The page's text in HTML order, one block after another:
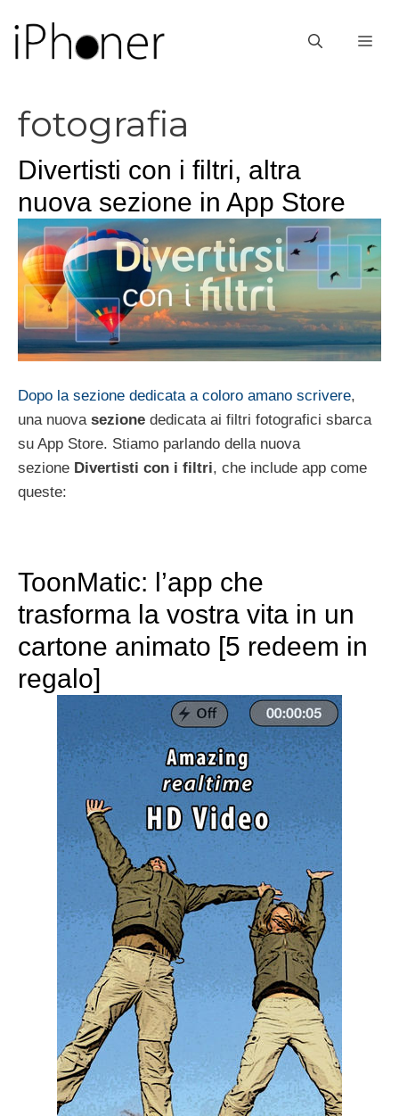
contenuto
fotografia
Divertisti con i filtri, altra
nuova sezione in App Store
Dopo la sezione dedicata a coloro amano scrivere,
una nuova sezione dedicata ai filtri fotografici sbarca
su App Store. Stiamo parlando della nuova
sezione Divertisti con i filtri, che include app come
queste:
ToonMatic: l’app che
trasforma la vostra vita in un
cartone animato [5 redeem in
regalo]